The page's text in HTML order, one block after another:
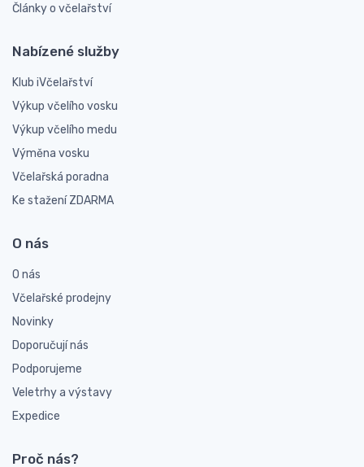
Články o včelařství
Nabízené služby
Klub iVčelařství
Výkup včelího vosku
Výkup včelího medu
Výměna vosku
Včelařská poradna
Ke stažení ZDARMA
O nás
O nás
Včelařské prodejny
Novinky
Doporučují nás
Podporujeme
Veletrhy a výstavy
Expedice
Proč nás?